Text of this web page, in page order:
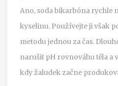
Ano, soda bikarbóna rychle
kyselinu. Používejte ji však
metodu jednou za čas.
narušit pH rovnováhu těla a
kdy žaludek začne